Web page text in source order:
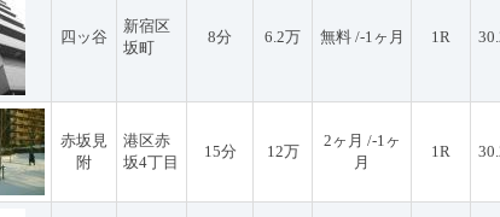
四ッ谷
新宿区
坂町
8分 6.2万 無料 /-1ヶ月 1R
赤坂見
附
港区赤
坂4丁目
15分 12万
2ヶ月 /-1ヶ
月
1R